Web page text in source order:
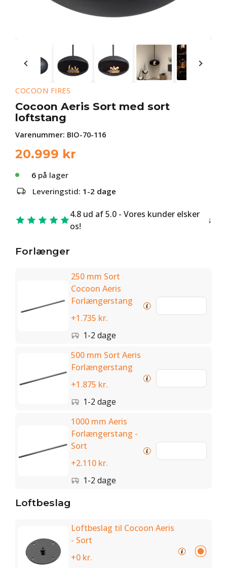
COCOON FIRES
Cocoon Aeris Sort med sort
loftstang
Varenummer: BIO-70-116
20.999 kr
6 på lager
Leveringstid: 1-2 dage
4.8 ud af 5.0 - Vores kunder elsker
os!
Forlænger
250 mm Sort
Cocoon Aeris
Forlængerstang
+1.735 kr.
1-2 dage
500 mm Sort Aeris
Forlængerstang
+1.875 kr.
1-2 dage
1000 mm Aeris
Forlængerstang -
Sort
+2.110 kr.
1-2 dage
Loftbeslag
Loftbeslag til Cocoon Aeris
- Sort
+0 kr.